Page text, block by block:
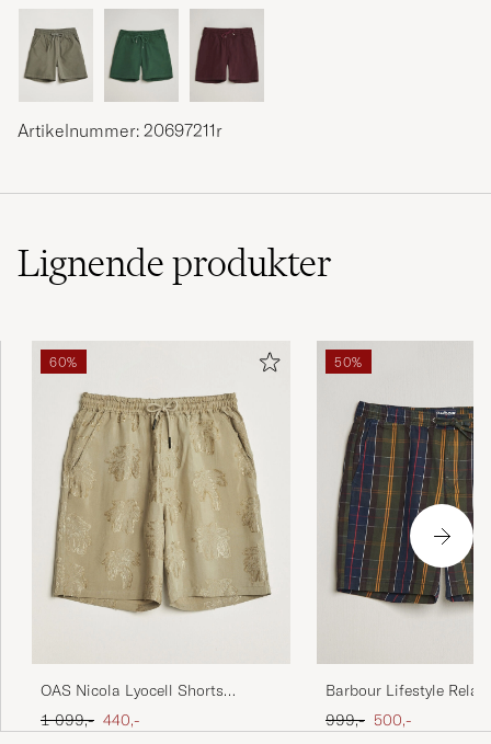
Artikelnummer: 20697211r
Lignendeprodukter
60%
OAS Nicola Lyocell Shorts
Palmoza
Ordinary pris
1 099,- Nedsat pris
440,-
50%
Barbour Lifestyle
Classic Tartan
Ordinary pris
999,- Nedsat pris
500,-